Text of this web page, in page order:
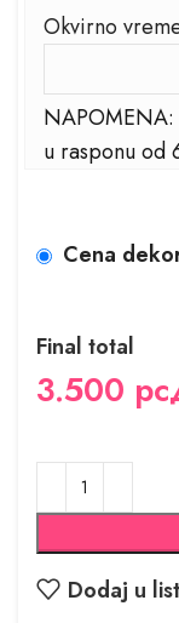
Okvirno
u rasponu od
Cena
Final total
3.500
Dodaj u